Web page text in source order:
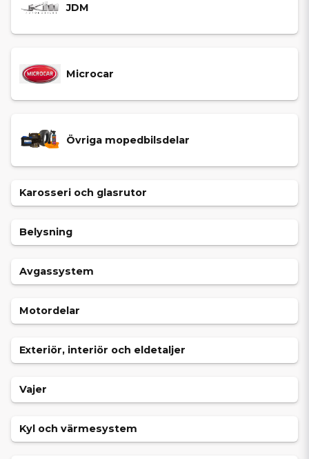
JDM
Microcar
Övriga mopedbilsdelar
Karosseri och glasrutor
Belysning
Avgassystem
Motordelar
Exteriör, interiör och eldetaljer
Vajer
Kyl och värmesystem